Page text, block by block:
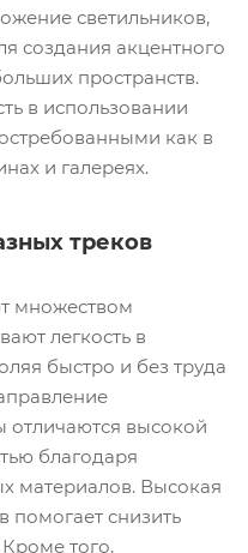
светильников,
создания акцентного
пространств.
в использовании
как в
и галереях.
треков
множеством
легкость в
быстро и без труда
отличаются высокой
благодаря
материалов. Высокая
помогает снизить
того,